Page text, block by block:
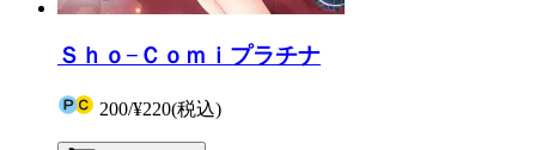
Ｓｈｏ−Ｃｏｍｉプラチナ
200/¥220(税込)